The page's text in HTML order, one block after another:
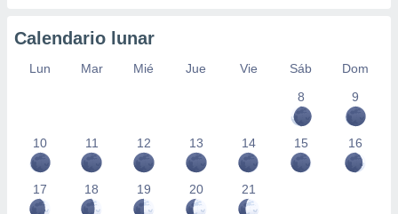
Calendario lunar
Lun Mar Mié Jue Vie Sáb
Dom
8
9
10 11 12 13 14 15 16
17 18 19 20 21